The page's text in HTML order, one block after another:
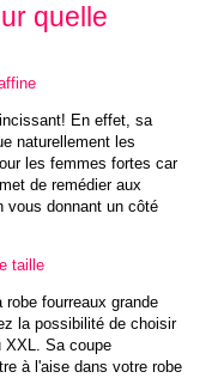
quelle
En effet, sa
naturellement les
les femmes fortes car
de remédier aux
vous donnant un côté
taille
fourreaux grande
la possibilité de choisir
XXL. Sa coupe
à l'aise dans votre robe